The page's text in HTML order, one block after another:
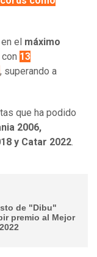
el máximo
13
, superando a
que ha podido
2006,
y Catar 2022.
de "Dibu"
premio al Mejor